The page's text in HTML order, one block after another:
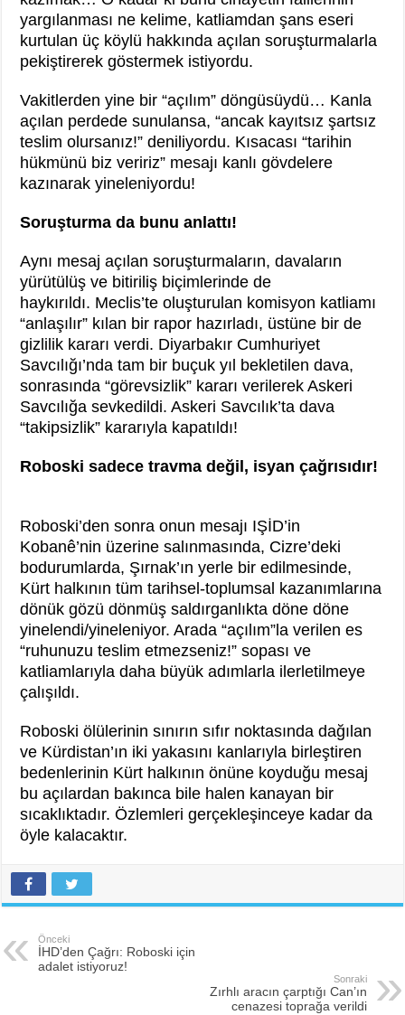
yargılanması ne kelime, katliamdan şans eseri
kurtulan üç köylü hakkında açılan soruşturmalarla
pekiştirerek göstermek istiyordu.
Vakitlerden yine bir “açılım” döngüsüydü… Kanla
açılan perdede sunulansa, “ancak kayıtsız şartsız
teslim olursanız!” deniliyordu. Kısacası “tarihin
hükmünü biz veririz” mesajı kanlı gövdelere
kazınarak yineleniyordu!
Soruşturma da bunu anlattı!
Aynı mesaj açılan soruşturmaların, davaların
yürütülüş ve bitiriliş biçimlerinde de
haykırıldı. Meclis’te oluşturulan komisyon katliamı
“anlaşılır” kılan bir rapor hazırladı, üstüne bir de
gizlilik kararı verdi. Diyarbakır Cumhuriyet
Savcılığı’nda tam bir buçuk yıl bekletilen dava,
sonrasında “görevsizlik” kararı verilerek Askeri
Savcılığa sevkedildi. Askeri Savcılık’ta dava
“takipsizlik” kararıyla kapatıldı!
Roboski sadece travma değil, isyan çağrısıdır!
Roboski’den sonra onun mesajı IŞİD’in
Kobanê’nin üzerine salınmasında, Cizre’deki
bodurumlarda, Şırnak’ın yerle bir edilmesinde,
Kürt halkının tüm tarihsel-toplumsal kazanımlarına
dönük gözü dönmüş saldırganlıkta döne döne
yinelendi/yineleniyor. Arada “açılım”la verilen es
“ruhunuzu teslim etmezseniz!” sopası ve
katliamlarıyla daha büyük adımlarla ilerletilmeye
çalışıldı.
Roboski ölülerinin sınırın sıfır noktasında dağılan
ve Kürdistan’ın iki yakasını kanlarıyla birleştiren
bedenlerinin Kürt halkının önüne koyduğu mesaj
bu açılardan bakınca bile halen kanayan bir
sıcaklıktadır. Özlemleri gerçekleşinceye kadar da
öyle kalacaktır.
Önceki
İHD’den Çağrı: Roboski için
adalet istiyoruz!
Sonraki
Zırhlı aracın çarptığı Can’ın
cenazesi toprağa verildi